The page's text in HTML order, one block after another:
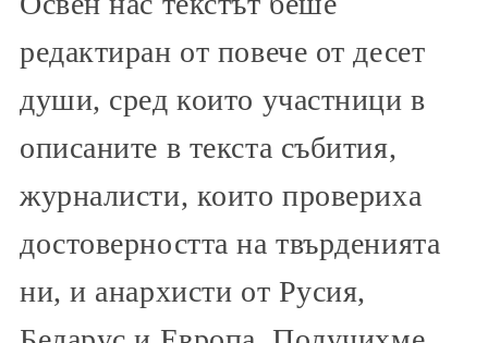
редактиран от повече от десет
души, сред които участници в
описаните в текста събития,
журналисти, които провериха
достоверността на твърденията
ни, и анархисти от Русия,